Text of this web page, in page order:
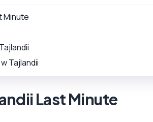
Minute
Tajlandii
Last Minute